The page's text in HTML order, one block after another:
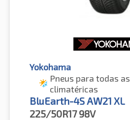
Yokohama
Pneus para todas
climatéricas
BluEarth-4S AW21 XL
225/50R17 98V